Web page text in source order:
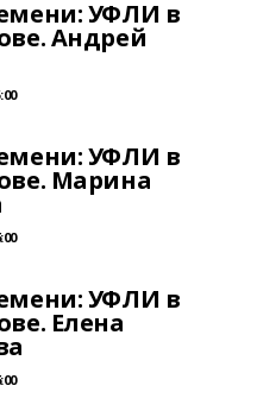
УФЛИ в
Андрей
УФЛИ в
Марина
УФЛИ в
Елена